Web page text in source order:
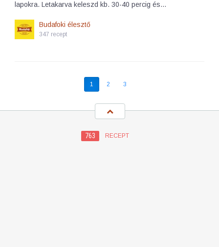
lapokra. Letakarva keleszd kb. 30-40 percig és…
Budafoki élesztő
347 recept
1 2 3
763 RECEPT